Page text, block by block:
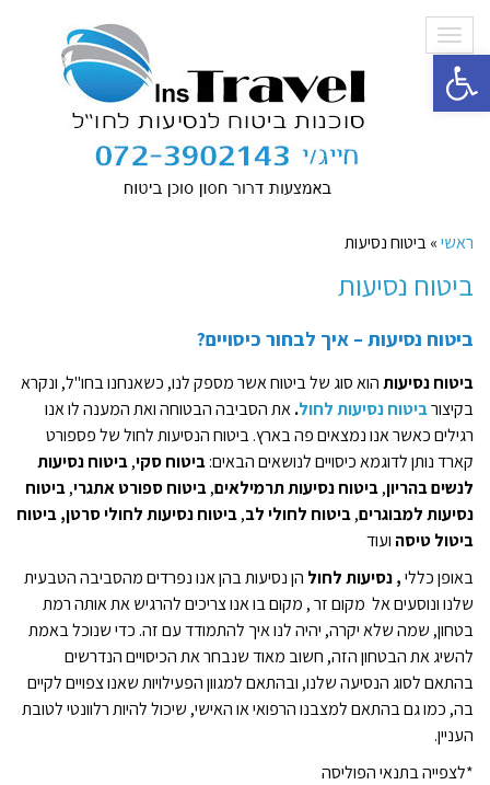
פתח סרגל נגישות
תפריט
ראשי»ביטוח נסיעות
ביטוח נסיעות
ביטוח נסיעות – איך לבחור כיסויים?
ביטוח נסיעותהוא סוג של ביטוח אשר מספק לנו, כשאנחנו בחו"ל, ונקרא
בקיצורביטוח נסיעות לחול.את הסביבה הבטוחה ואת המענה לו אנו
רגילים כאשר אנו נמצאים פה בארץ. ביטוח הנסיעות לחול של פספורט
קארד נותן לדוגמא כיסויים לנושאים הבאים:ביטוח סקי,ביטוח נסיעות
לנשים בהריון,ביטוח נסיעות תרמילאים,ביטוח ספורט אתגרי,ביטוח
נסיעות למבוגרים,ביטוח לחולי לב,ביטוח נסיעות לחולי סרטן, ביטוח
ביטול טיסה ועוד
באופן כללי, נסיעות לחול הן נסיעות בהן אנו נפרדים מהסביבה הטבעית
שלנו ונוסעים אל מקום זר , מקום בו אנו צריכים להרגיש את אותה רמת
בטחון, שמה שלא יקרה, יהיה לנו איך להתמודד עם זה. כדי שנוכל באמת
להשיג את הבטחון הזה, חשוב מאוד שנבחר את הכיסויים הנדרשים
בהתאם לסוג הנסיעה שלנו, ובהתאם למגוון הפעילויות שאנו צפויים לקיים
בה, כמו גם בהתאם למצבנו הרפואי או האישי, שיכול להיות רלוונטי לטובת
העניין.
*לצפייה בתנאי הפוליסה